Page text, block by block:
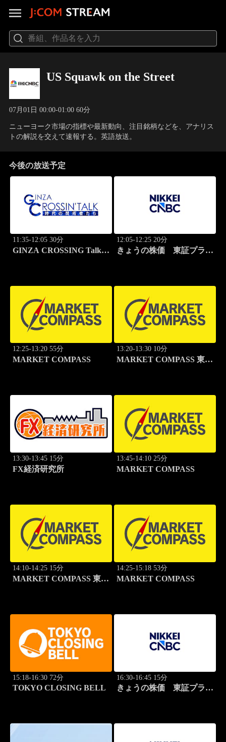
US Squawk on the Street
07月01日 00:00-01:00 60分
ニューヨーク市場の指標や最新動向、注目銘柄などを、アナリス
トの解説を交えて速報する。英語放送。
今後の放送予定
11:35-12:05 30分
GINZA CROSSING Talk
12:05-12:25 20分
きょうの株価 東証プライ
12:25-13:20 55分
MARKET COMPASS
13:20-13:30 10分
MARKET COMPASS 東証
13:30-13:45 15分
FX経済研究所
13:45-14:10 25分
MARKET COMPASS
14:10-14:25 15分
MARKET COMPASS 東証
14:25-15:18 53分
MARKET COMPASS
15:18-16:30 72分
TOKYO CLOSING BELL
16:30-16:45 15分
きょうの株価 東証プライ